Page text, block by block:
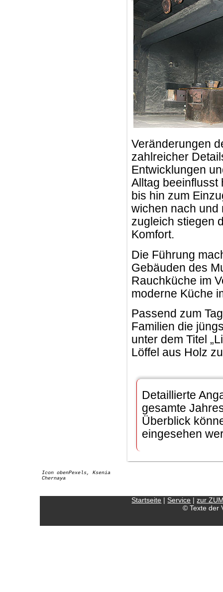
Veränderungen
zahlreicher
Entwicklungen
Alltag beeinflusst
bis hin zum
wichen nach und
zugleich stiegen
Komfort.
Die Führung
Gebäuden des
Rauchküche im
moderne Küche
Passend zum
Familien die
unter dem Titel
Löffel aus Holz
Detaillierte
gesamte
Überblick
eingesehen
Icon obenPexels, Ksenia
Chernaya
Startseite |Service |zur
© Texte der